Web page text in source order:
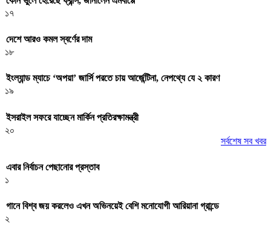
১৭
দেশে আরও কমল স্বর্ণের দাম
১৮
ইংল্যান্ড ম্যাচে ‘অপয়া’ জার্সি পরতে চায় আর্জেন্টিনা, নেপথ্যে যে ২ কারণ
১৯
ইসরাইল সফরে যাচ্ছেন মার্কিন প্রতিরক্ষামন্ত্রী
২০
সর্বশেষ সব খবর
এবার নির্বাচন পেছানোর প্রস্তাব
১
গানে বিশ্ব জয় করলেও এখন অভিনয়েই বেশি মনোযোগী আরিয়ানা গ্রান্ডে
২